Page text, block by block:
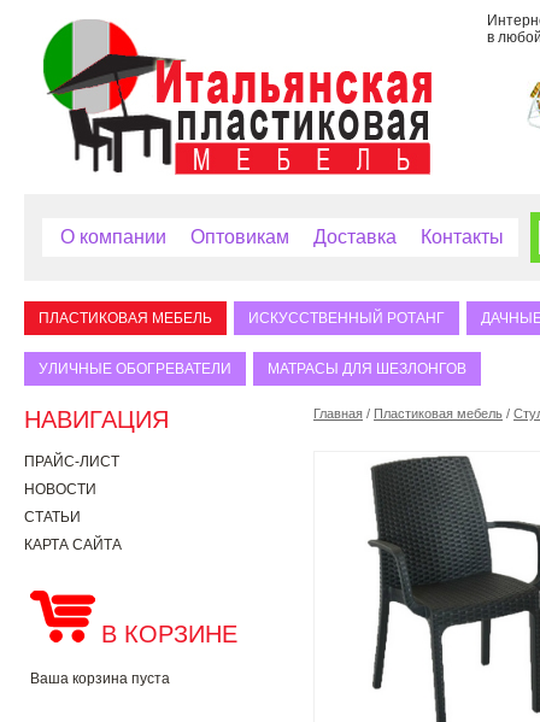
в
О компании Оптовикам Доставка Контакты
ПЛАСТИКОВАЯ МЕБЕЛЬ ИСКУССТВЕННЫЙ РОТАНГ
УЛИЧНЫЕ ОБОГРЕВАТЕЛИ МАТРАСЫ ДЛЯ ШЕЗЛОНГОВ
НАВИГАЦИЯ
ПРАЙС-ЛИСТ
НОВОСТИ
СТАТЬИ
КАРТА САЙТА
В КОРЗИНЕ
Ваша корзина пуста
Главная / Пластиковая мебель /